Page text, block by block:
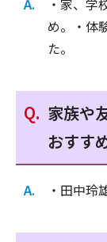
・家、学
め。・体
た。
家族や
おすす
・田中